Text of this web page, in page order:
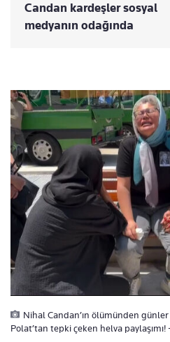
Candan kardeşler sosyal
medyanın odağında
Nihal Candan’ın ölümünden
Polat’tan tepki çeken helva paylaşımı!